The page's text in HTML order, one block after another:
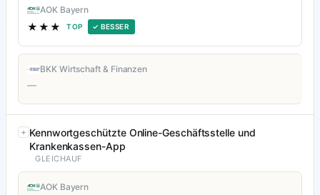
AOK Bayern
★★★ TOP ✓ BESSER
BKK Wirtschaft & Finanzen
—
Kennwortgeschützte Online-Geschäftsstelle und
Krankenkassen-App
GLEICHAUF
AOK Bayern